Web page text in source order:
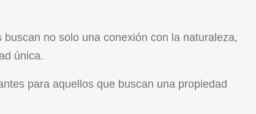
no solo una conexión con la naturaleza,
única.
para aquellos que buscan una propiedad